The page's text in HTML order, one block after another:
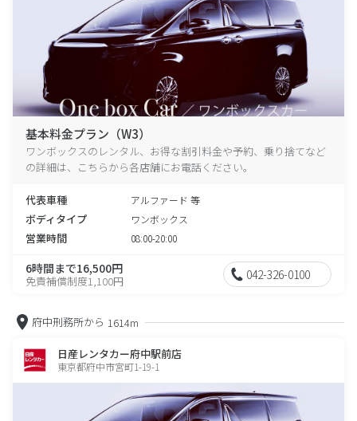
基本料金プラン（W3）
ワンボックスのレンタル、お得な割引料金や予約、乗り捨てなど
の詳細は、こちらから各店舗にお電話ください。
代表車種 アルファード 等
ボディタイプ ワンボックス
営業時間 08:00-20:00
6時間まで16,500円
免責補償制度1,100円 042-326-0100
府中刑務所から 1614m
日産レンタカー府中駅前店
東京都府中市宮町1-19-1